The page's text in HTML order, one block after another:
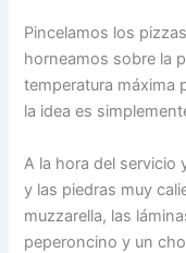
Pincelamos los
horneamos sobre la
temperatura máxima
la idea es
A la hora del servicio
y las piedras muy
muzzarella, las
peperoncino y un